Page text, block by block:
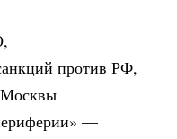
против РФ,
—